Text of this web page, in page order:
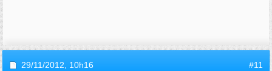
29/11/2012, 10h16 #11